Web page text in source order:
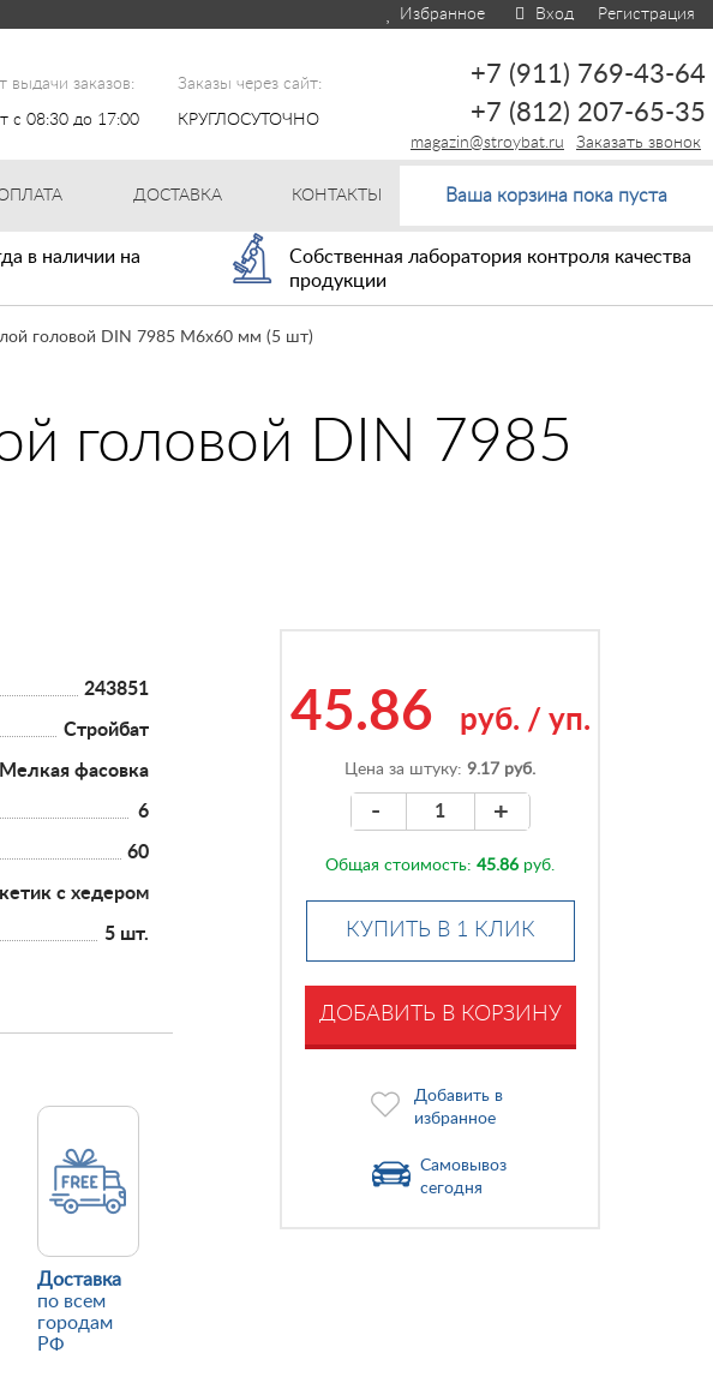
Избранное Вход Регистрация
выдачи заказов:
с 08:30 до 17:00
Заказы через сайт:
КРУГЛОСУТОЧНО
+7 (911) 769-43-64
+7 (812) 207-65-35
Заказать звонок
magazin@stroybat.ru
ДОСТАВКА КОНТАКТЫ Ваша корзина пока пуста
в наличии на
Собственная лаборатория контроля качества
продукции
головой DIN 7985 М6х60 мм (5 шт)
головой DIN 7985
243851
Стройбат
Мелкая фасовка
6
60
с хедером
5 шт.
Доставка
по всем
городам
РФ
45.86 руб. / уп.
Цена за штуку:9.17 руб.
- +
Общая стоимость:45.86 руб.
КУПИТЬ В 1 КЛИК
ДОБАВИТЬ В КОРЗИНУ
Добавить в
избранное
Самовывоз
сегодня